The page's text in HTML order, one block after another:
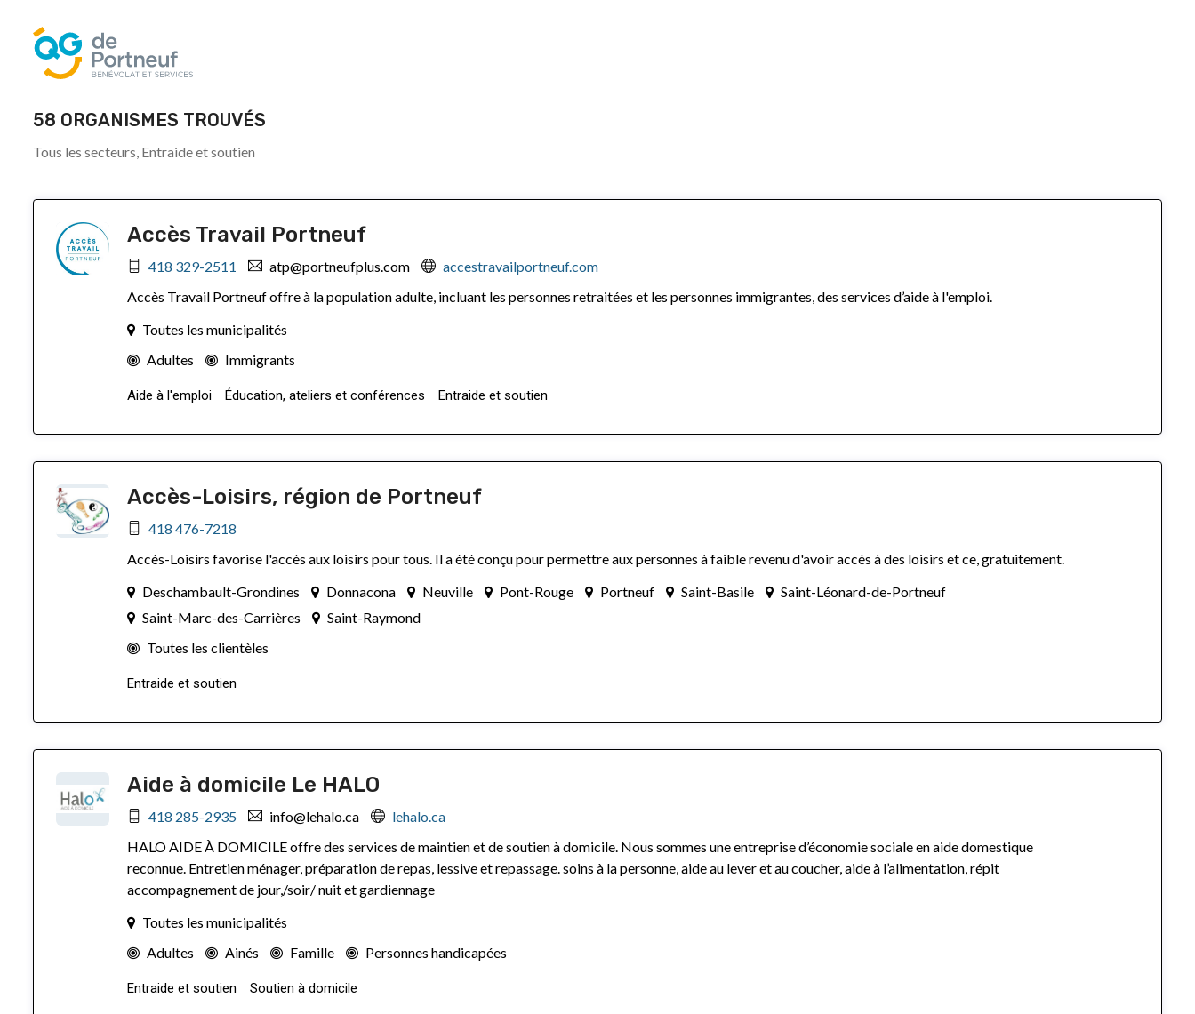
58 ORGANISMES TROUVÉS
Tous les secteurs, Entraide et soutien
Accès Travail Portneuf
418 329-2511 atp@portneufplus.com
accestravailportneuf.com
Accès Travail Portneuf offre à la population adulte, incluant les personnes retraitées et les personnes immigrantes, des services d’aide à l'emploi.
Toutes les municipalités
Adultes
Immigrants
Aide à l'emploi Éducation, ateliers et conférences Entraide et soutien
Accès-Loisirs, région de Portneuf
418 476-7218
Accès-Loisirs favorise l'accès aux loisirs pour tous. Il a été conçu pour permettre aux personnes à faible revenu d'avoir accès à des loisirs et ce, gratuitement.
Deschambault-Grondines
Donnacona Neuville Pont-Rouge Portneuf Saint-Basile
Saint-Léonard-de-Portneuf
Saint-Marc-des-Carrières
Saint-Raymond
Toutes les clientèles
Entraide et soutien
Aide à domicile Le HALO
418 285-2935 info@lehalo.ca
lehalo.ca
HALO AIDE À DOMICILE offre des services de maintien et de soutien à domicile. Nous sommes une entreprise d’économie sociale en aide domestique
reconnue. Entretien ménager, préparation de repas, lessive et repassage. soins à la personne, aide au lever et au coucher, aide à l’alimentation, répit
accompagnement de jour,/soir/ nuit et gardiennage
Toutes les municipalités
Adultes
Ainés Famille Personnes handicapées
Entraide et soutien Soutien à domicile